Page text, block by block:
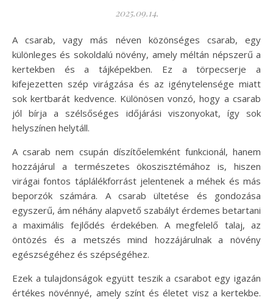
2025.09.14.
A csarab, vagy más néven közönséges csarab, egy
különleges és sokoldalú növény, amely méltán népszerű a
kertekben és a tájképekben. Ez a törpecserje a
kifejezetten szép virágzása és az igénytelensége miatt
sok kertbarát kedvence. Különösen vonzó, hogy a csarab
jól bírja a szélsőséges időjárási viszonyokat, így sok
helyszínen helytáll.
A csarab nem csupán díszítőelemként funkcionál, hanem
hozzájárul a természetes ökoszisztémához is, hiszen
virágai fontos táplálékforrást jelentenek a méhek és más
beporzók számára. A csarab ültetése és gondozása
egyszerű, ám néhány alapvető szabályt érdemes betartani
a maximális fejlődés érdekében. A megfelelő talaj, az
öntözés és a metszés mind hozzájárulnak a növény
egészségéhez és szépségéhez.
Ezek a tulajdonságok együtt teszik a csarabot egy igazán
értékes növénnyé, amely színt és életet visz a kertekbe.